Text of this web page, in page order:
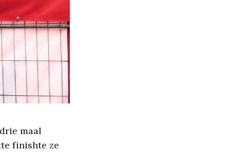
maal
finishte ze